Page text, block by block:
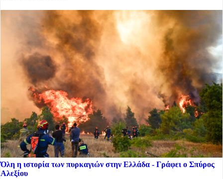
Όλη η ιστορία των πυρκαγιών στην Ελλάδα - Γράφει ο Σπύρος
Αλεξίου